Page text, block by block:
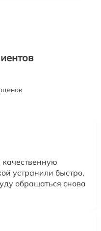
устранили быстро,
обращаться снова